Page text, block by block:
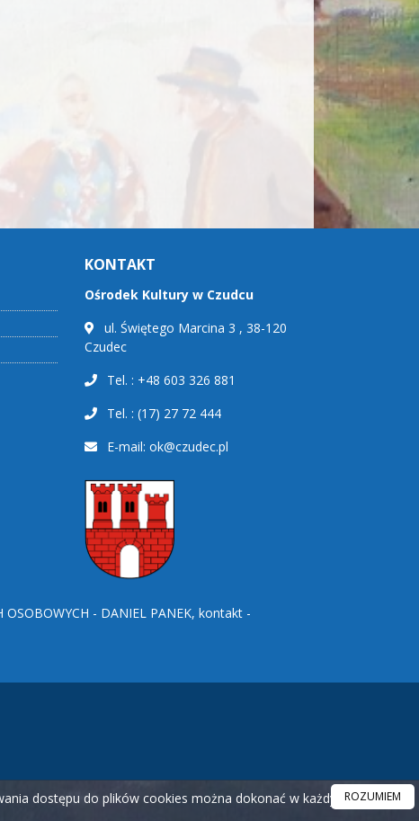
KONTAKT
Ośrodek Kultury w Czudcu
ul. Świętego Marcina 3 , 38-120
Czudec
Tel. : +48 603 326 881
Tel. : (17) 27 72 444
E-mail: ok@czudec.pl
OSOBOWYCH - DANIEL PANEK, kontakt -
dostępu do plików cookies można dokonać w każdym czasie.
ROZUMIEM